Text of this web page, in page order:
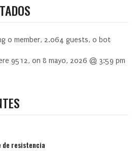
0 member, 2.064 guests, 0 bot
9512, on 8 mayo, 2026 @ 3:59 pm
de resistencia